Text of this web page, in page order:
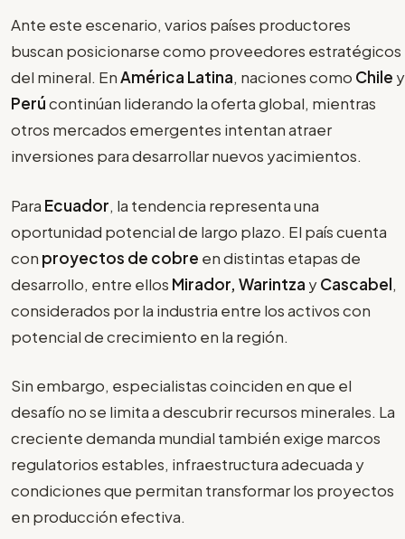
Ante este escenario, varios países productores
buscan posicionarse como proveedores estratégicos
del mineral. EnAmérica Latina, naciones como Chile y
Perúcontinúan liderando la oferta global, mientras
otros mercados emergentes intentan atraer
inversiones para desarrollar nuevos yacimientos.
Para Ecuador, la tendencia representa una
oportunidad potencial de largo plazo. El país cuenta
con proyectos de cobre en distintas etapas de
desarrollo, entre ellos Mirador, Warintza yCascabel,
considerados por la industria entre los activos con
potencial de crecimiento en la región.
Sin embargo, especialistas coinciden en que el
desafío no se limita a descubrir recursos minerales. La
creciente demanda mundial también exige marcos
regulatorios estables, infraestructura adecuada y
condiciones que permitan transformar los proyectos
en producción efectiva.